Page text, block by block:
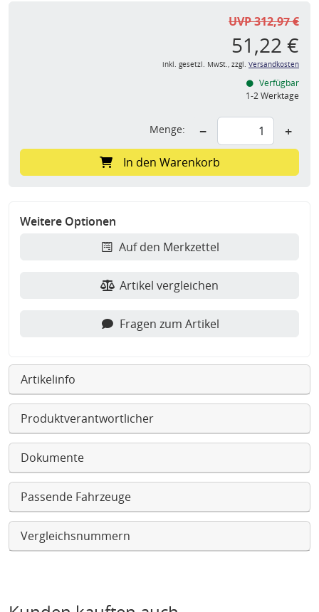
UVP 312,97 €
51,22 €
inkl. gesetzl. MwSt., zzgl. Versandkosten
Verfügbar
1-2 Werktage
Menge: − +
In den Warenkorb
Weitere Optionen
Auf den Merkzettel
Artikel vergleichen
Fragen zum Artikel
Artikelinfo
Produktverantwortlicher
Dokumente
Passende Fahrzeuge
Vergleichsnummern